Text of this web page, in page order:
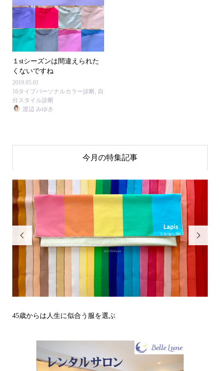
１stシーズンは間違えられた
くないですね
2019.05.01
16タイプパーソナルカラー診断, 自
分スタイル診断
渡辺 みゆき
今月の特集記事

その立場で信頼される見た目にするには？〜予告編〜
